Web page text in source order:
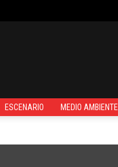
ESCENARIO MEDIO AMBIENTE